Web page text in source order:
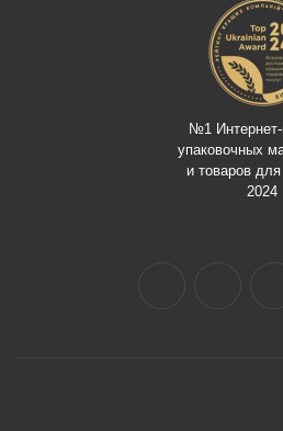
№1 Интернет-
упаковочных
и товаров
2024